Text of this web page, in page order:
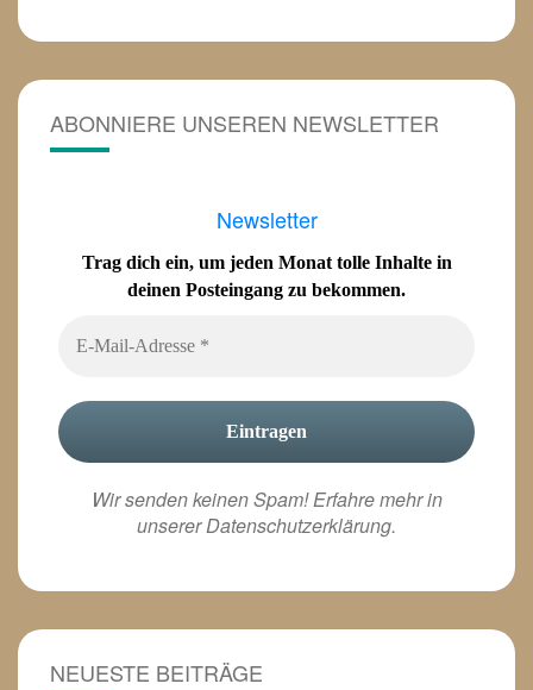
ABONNIERE UNSEREN NEWSLETTER
Newsletter
Trag dich ein, um jeden Monat tolle Inhalte in
deinen Posteingang zu bekommen.
Wir senden keinen Spam! Erfahre mehr in
unsererDatenschutzerklärung.
NEUESTE BEITRÄGE